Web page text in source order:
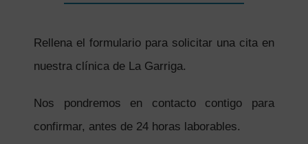
Rellena el formulario para solicitar una cita en
nuestra clínica de La Garriga.
Nos pondremos en contacto contigo para
confirmar, antes de 24 horas laborables.